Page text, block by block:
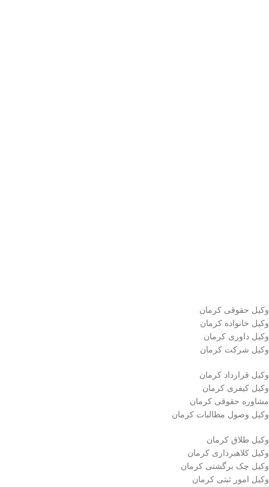
وکیل حقوقی کرمان
وکیل خانواده کرمان
وکیل داوری کرمان
وکیل شرکت کرمان
وکیل قرارداد کرمان
وکیل کیفری کرمان
مشاوره حقوقی کرمان
وکیل وصول مطالبات کرمان
وکیل طلاق کرمان
وکیل کلاهبرداری کرمان
وکیل چک برگشتی کرمان
وکیل امور ثبتی کرمان